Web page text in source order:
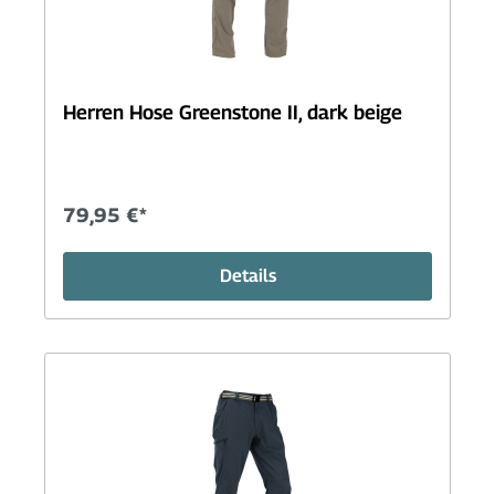
Herren Hose Greenstone II, dark beige
79,95 €*
Details